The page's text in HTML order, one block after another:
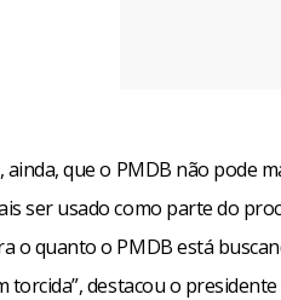
ainda, que o PMDB não pode
ser usado como parte do
o quanto o PMDB está
torcida”, destacou o